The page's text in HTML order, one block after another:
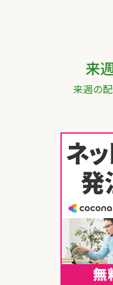
来
来週の